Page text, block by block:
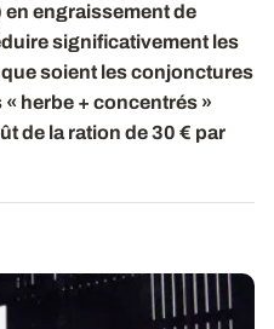
en engraissement de
significativement les
soient les conjonctures
herbe + concentrés »
de la ration de 30 € par